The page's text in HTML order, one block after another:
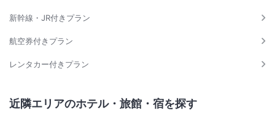
新幹線・JR付きプラン
航空券付きプラン
レンタカー付きプラン
近隣エリアのホテル・旅館・宿を探す